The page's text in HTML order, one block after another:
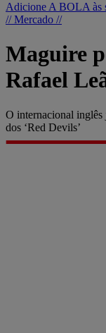
Adicione A BOLA às
// Mercado //
Maguire
Rafael
O internacional inglês
dos ‘Red Devils’